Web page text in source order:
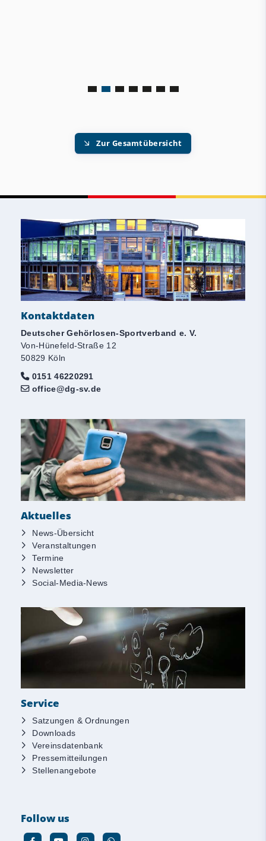
Zur Gesamtübersicht
Kontaktdaten
Deutscher Gehörlosen-Sportverband e. V.
Von-Hünefeld-Straße 12
50829 Köln
0151 46220291
office@dg-sv.de
Aktuelles
News-Übersicht
Veranstaltungen
Termine
Newsletter
Social-Media-News
Service
Satzungen & Ordnungen
Downloads
Vereinsdatenbank
Pressemitteilungen
Stellenangebote
Follow us